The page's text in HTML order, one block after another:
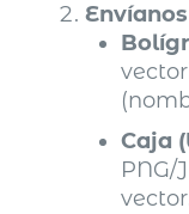
Caja
PNG/